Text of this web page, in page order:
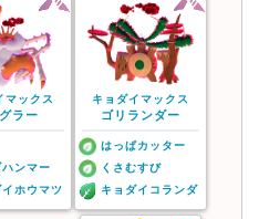
マックス
ラー
ハンマー
イホウマツ
キョダイマックス
ゴリランダー
はっぱカッター
くさむすび
キョダイコランダ